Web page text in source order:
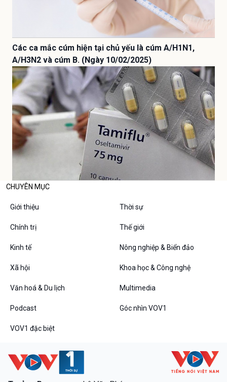
Các ca mắc cúm hiện tại chủ yếu là cúm A/H1N1,
A/H3N2 và cúm B. (Ngày 10/02/2025)
CHUYÊN MỤC
Giới thiệu Thời sự
Chính trị Thế giới
Kinh tế Nông nghiệp & Biển đảo
Xã hội Khoa học & Công nghệ
Văn hoá & Du lịch Multimedia
Podcast Góc nhìn VOV1
VOV1 đặc biệt